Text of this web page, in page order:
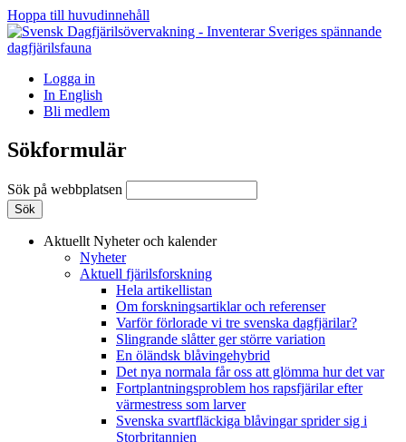
Hoppa till huvudinnehåll
Logga in
In English
Bli medlem
Sökformulär
Sök på webbplatsen
Aktuellt Nyheter och kalender
Nyheter
Aktuell fjärilsforskning
Hela artikellistan
Om forskningsartiklar och referenser
Varför förlorade vi tre svenska dagfjärilar?
Slingrande slåtter ger större variation
En öländsk blåvingehybrid
Det nya normala får oss att glömma hur det var
Fortplantningsproblem hos rapsfjärilar efter
värmestress som larver
Svenska svartfläckiga blåvingar sprider sig i
Storbritannien